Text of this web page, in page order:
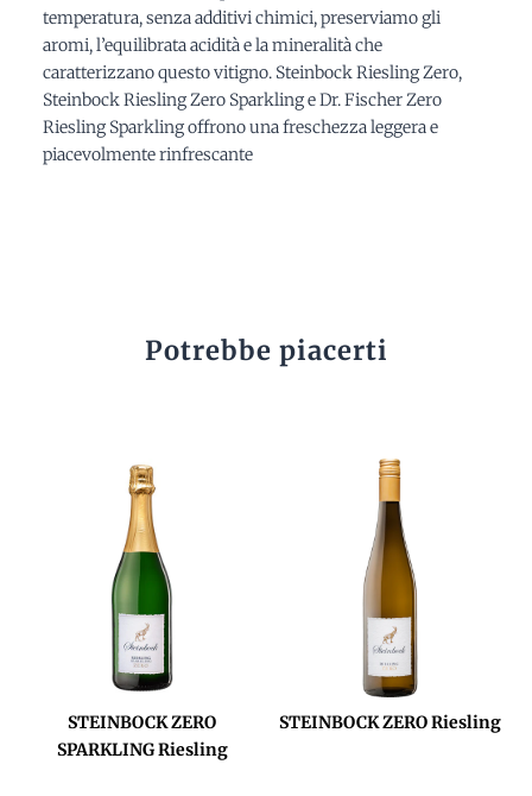
temperatura, senza additivi chimici, preserviamo gli
aromi, l’equilibrata acidità e la mineralità che
caratterizzano questo vitigno. Steinbock Riesling Zero,
Steinbock Riesling Zero Sparkling e Dr. Fischer Zero
Riesling Sparkling offrono una freschezza leggera e
piacevolmente rinfrescante
Potrebbe piacerti
STEINBOCK ZERO
SPARKLING Riesling
STEINBOCK ZERO Riesling